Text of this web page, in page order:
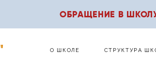
ОБРАЩЕНИЕ В
О ШКОЛЕ СТРУКТУРА